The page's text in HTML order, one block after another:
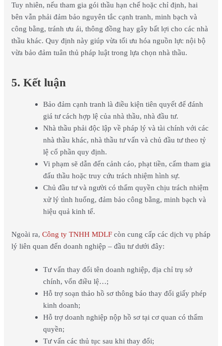
Tuy nhiên, nếu tham gia gói thầu hạn chế hoặc chỉ định, hai
bên vẫn phải đảm bảo nguyên tắc cạnh tranh, minh bạch và
công bằng, tránh ưu ái, thông đồng hay gây bất lợi cho các nhà
thầu khác. Quy định này giúp vừa tối ưu hóa nguồn lực nội bộ
vừa bảo đảm tuân thủ pháp luật trong lựa chọn nhà thầu.
5. Kết luận
Bảo đảm cạnh tranh là điều kiện tiên quyết để đánh
giá tư cách hợp lệ của nhà thầu, nhà đầu tư.
Nhà thầu phải độc lập về pháp lý và tài chính với các
nhà thầu khác, nhà thầu tư vấn và chủ đầu tư theo tỷ
lệ cổ phần quy định.
Vi phạm sẽ dẫn đến cảnh cáo, phạt tiền, cấm tham gia
đấu thầu hoặc truy cứu trách nhiệm hình sự.
Chủ đầu tư và người có thẩm quyền chịu trách nhiệm
xử lý tình huống, đảm bảo công bằng, minh bạch và
hiệu quả kinh tế.
Ngoài ra, Công ty TNHH MDLFcòn cung cấp các dịch vụ pháp
lý liên quan đến doanh nghiệp – đầu tư dưới đây:
Tư vấn thay đổi tên doanh nghiệp, địa chỉ trụ sở
chính, vốn điều lệ…;
Hỗ trợ soạn thảo hồ sơ thông báo thay đổi giấy phép
kinh doanh;
Hỗ trợ doanh nghiệp nộp hồ sơ tại cơ quan có thẩm
quyền;
Tư vấn các thủ tục sau khi thay đổi;